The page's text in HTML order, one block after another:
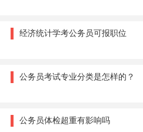
经济统计学考公务员可报职位
公务员考试专业分类是怎样的？
公务员体检超重有影响吗